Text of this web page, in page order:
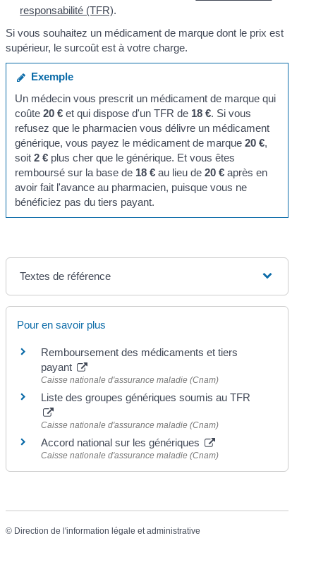
responsabilité (TFR).
Si vous souhaitez un médicament de marque dont le prix est
supérieur, le surcoût est à votre charge.
Exemple
Un médecin vous prescrit un médicament de marque qui
coûte 20 €et qui dispose d'un TFR de 18 €. Si vous
refusez que le pharmacien vous délivre un médicament
générique, vous payez le médicament de marque 20 €,
soit 2 €plus cher que le générique. Et vous êtes
remboursé sur la base de 18 €au lieu de 20 €après en
avoir fait l'avance au pharmacien, puisque vous ne
bénéficiez pas du tiers payant.
Textes de référence
Pour en savoir plus
Remboursement des médicaments et tiers
payant
Caisse nationale d'assurance maladie (Cnam)
Liste des groupes génériques soumis au TFR
Caisse nationale d'assurance maladie (Cnam)
Accord national sur les génériques
Caisse nationale d'assurance maladie (Cnam)
© Direction de l'information légale et administrative